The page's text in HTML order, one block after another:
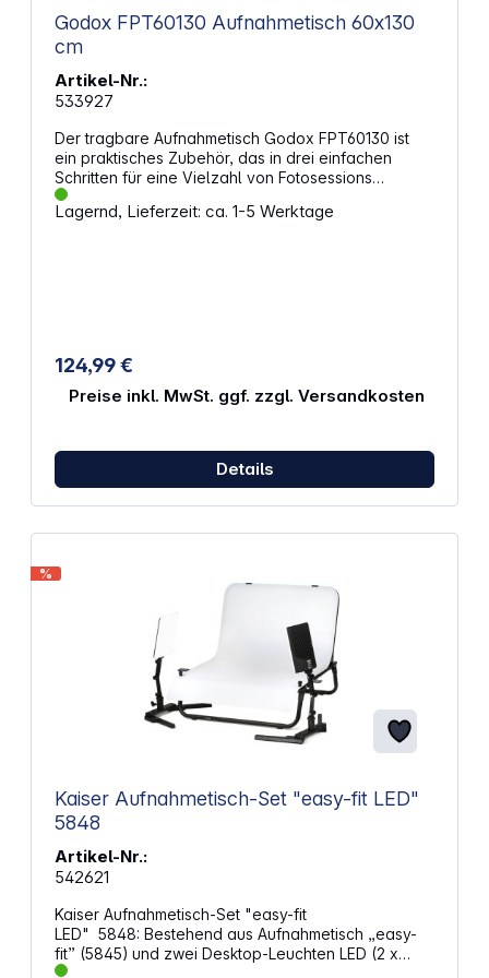
Godox FPT60130 Aufnahmetisch 60x130
cm
Artikel-Nr.:
533927
Der tragbare Aufnahmetisch Godox FPT60130 ist
ein praktisches Zubehör, das in drei einfachen
Schritten für eine Vielzahl von Fotosessions
mühelos auf- und abgebaut werden kann. Er ist
ideal für große Produktfotografie, E-Commerce-
Lagernd, Lieferzeit: ca. 1-5 Werktage
124,99 €
Preise inkl. MwSt. ggf. zzgl. Versandkosten
Details
%
Kaiser Aufnahmetisch-Set "easy-fit LED"
5848
Artikel-Nr.:
542621
Kaiser Aufnahmetisch-Set "easy-fit
LED" 5848: Bestehend aus Aufnahmetisch „easy-
fit” (5845) und zwei Desktop-Leuchten LED (2 x
5850). Inkl. Schrauben zur direkten Befestigung der